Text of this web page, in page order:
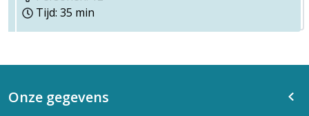
Tijd: 35 min
Onze gegevens